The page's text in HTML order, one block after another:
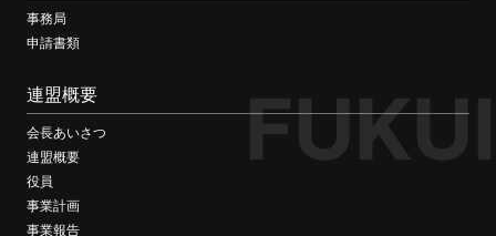
FUKUI
事務局
申請書類
連盟概要
会長あいさつ
連盟概要
役員
事業計画
事業報告